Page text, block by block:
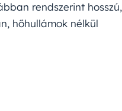
rendszerint hosszú,
hőhullámok nélkül